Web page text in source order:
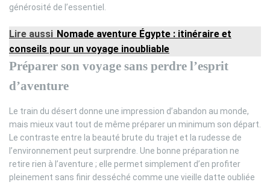
générosité de l’essentiel.
Lire aussi Nomade aventure Égypte : itinéraire et
conseils pour un voyage inoubliable
Préparer son voyage sans perdre l’esprit
d’aventure
Le train du désert donne une impression d’abandon au monde,
mais mieux vaut tout de même préparer un minimum son départ.
Le contraste entre la beauté brute du trajet et la rudesse de
l’environnement peut surprendre. Une bonne préparation ne
retire rien à l’aventure ; elle permet simplement d’en profiter
pleinement sans finir desséché comme une vieille datte oubliée